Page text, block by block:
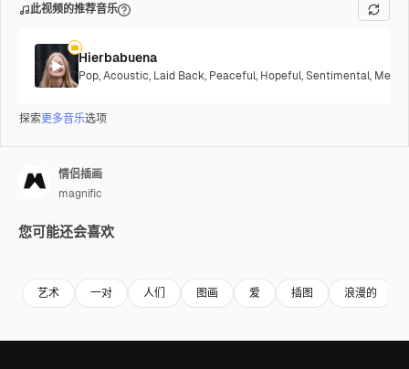
此视频的推荐音乐
Hierbabuena
Pop,Acoustic, Laid Back, Peaceful, Hopeful,Sentimental,
探索更多音乐选项
情侣插画
magnific
您可能还会喜欢
艺术 一对 人们 图画 爱 插图 浪漫的